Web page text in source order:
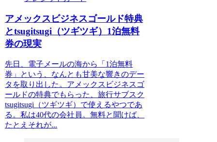
アメックスビジネスゴールド特典
とtsugitsugi（ツギツギ）1泊無料
券の現実
先日、電子メールの海から「1泊無料
券」という、なんとも甘美な響きのデー
タを取り出した。アメックスビジネスゴ
ールドの特典でもらった、旅行サブスク
tsugitsugi（ツギツギ）で使えるやつであ
る。私は40代の会社員。無料と聞けば、
たとえそれが...